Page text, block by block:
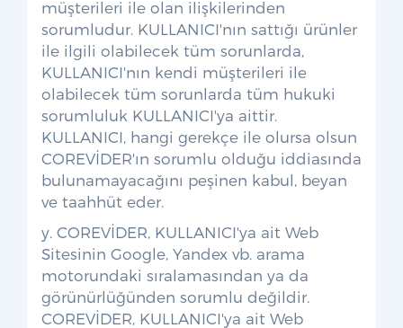
müşterileri ile olan ilişkilerinden
sorumludur. KULLANICI'nın sattığı ürünler
ile ilgili olabilecek tüm sorunlarda,
KULLANICI'nın kendi müşterileri ile
olabilecek tüm sorunlarda tüm hukuki
sorumluluk KULLANICI'ya aittir.
KULLANICI, hangi gerekçe ile olursa olsun
COREVİDER'ın sorumlu olduğu iddiasında
bulunamayacağını peşinen kabul, beyan
ve taahhüt eder.
y. COREVİDER, KULLANICI'ya ait Web
Sitesinin Google, Yandex vb. arama
motorundaki sıralamasından ya da
görünürlüğünden sorumlu değildir.
COREVİDER, KULLANICI'ya ait Web